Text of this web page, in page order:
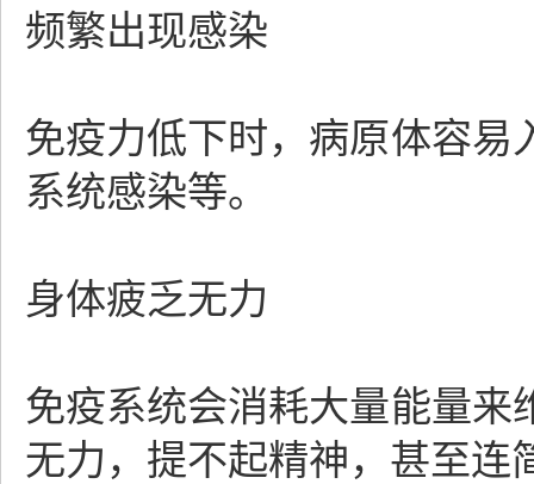
频繁出现感染
免疫力低下时，病原体容易
系统感染等。
身体疲乏无力
免疫系统会消耗大量能量来
无力，提不起精神，甚至连